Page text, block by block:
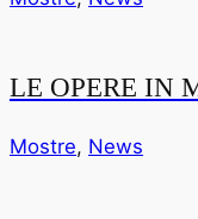
LE OPERE IN
Mostre, News